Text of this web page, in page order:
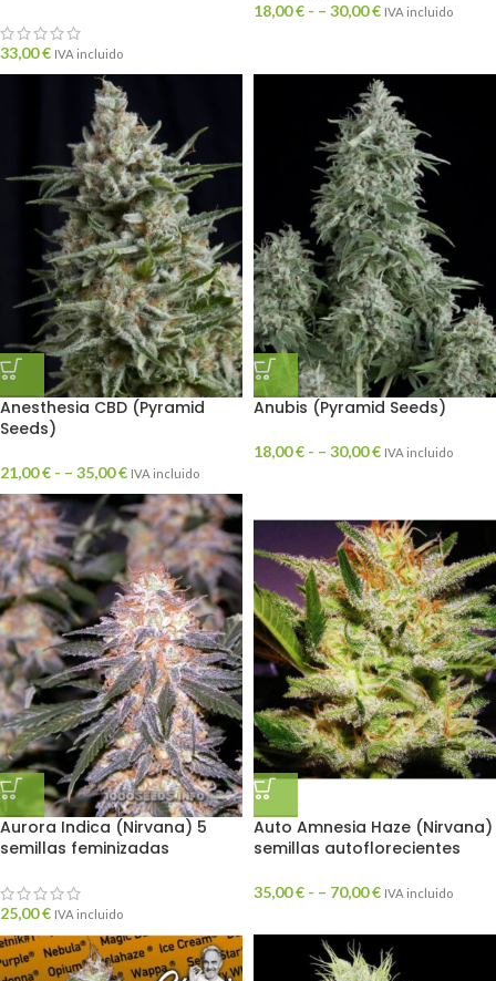
33,00€ IVA incluido
18,00€ - – 30,00€ IVA incluido
Anesthesia CBD (Pyramid
Seeds)
21,00€ - – 35,00€ IVA incluido
Anubis (Pyramid Seeds)
18,00€ - – 30,00€ IVA incluido
Aurora Indica (Nirvana) 5
semillas feminizadas
25,00€ IVA incluido
Auto Amnesia Haze (Nirvana)
semillas autoflorecientes
35,00€ - – 70,00€ IVA incluido